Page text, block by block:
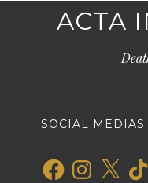
ACTA
SOCIAL MEDIAS
FacebookInstagram
X